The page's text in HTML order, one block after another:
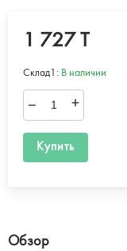
1 727 T
Склад1: В наличии
– +
Купить
Обзор